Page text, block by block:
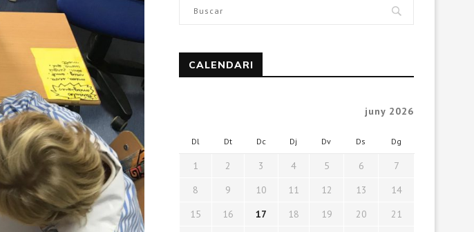
CALENDARI
juny 2026
Dl Dt Dc Dj Dv Ds Dg
1 2 3 4 5 6
7
8
9 10 11 12 13
14
15
16 17 18 19 20
21